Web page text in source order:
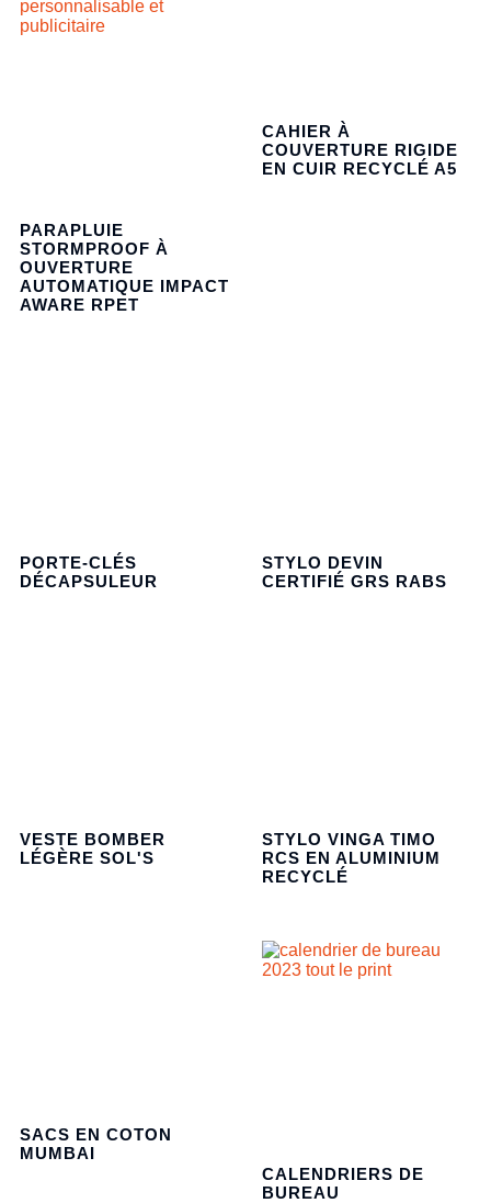
PARAPLUIE
STORMPROOF À
OUVERTURE
AUTOMATIQUE IMPACT
AWARE RPET
CAHIER À
COUVERTURE RIGIDE
EN CUIR RECYCLÉ A5
PORTE-CLÉS
DÉCAPSULEUR
STYLO DEVIN
CERTIFIÉ GRS RABS
VESTE BOMBER
LÉGÈRE SOL'S
STYLO VINGA TIMO
RCS EN ALUMINIUM
RECYCLÉ
SACS EN COTON
MUMBAI
CALENDRIERS DE
BUREAU